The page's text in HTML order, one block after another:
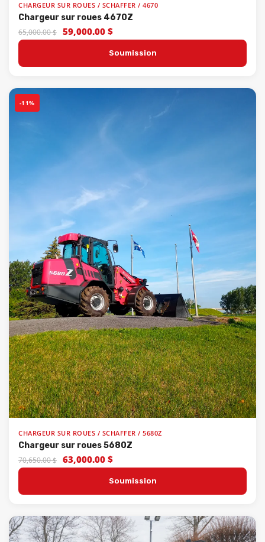
CHARGEUR SUR ROUES / SCHAFFER / 4670
Chargeur sur roues 4670Z
65,000.00 $ 59,000.00 $
Soumission
-11%
CHARGEUR SUR ROUES / SCHAFFER / 5680Z
Chargeur sur roues 5680Z
70,650.00 $ 63,000.00 $
Soumission